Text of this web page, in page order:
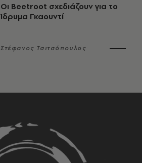
Οι Beetroot σχεδιάζουν για το
Ίδρυμα Γκαουντί
Στέφανος Τσιτσόπουλος